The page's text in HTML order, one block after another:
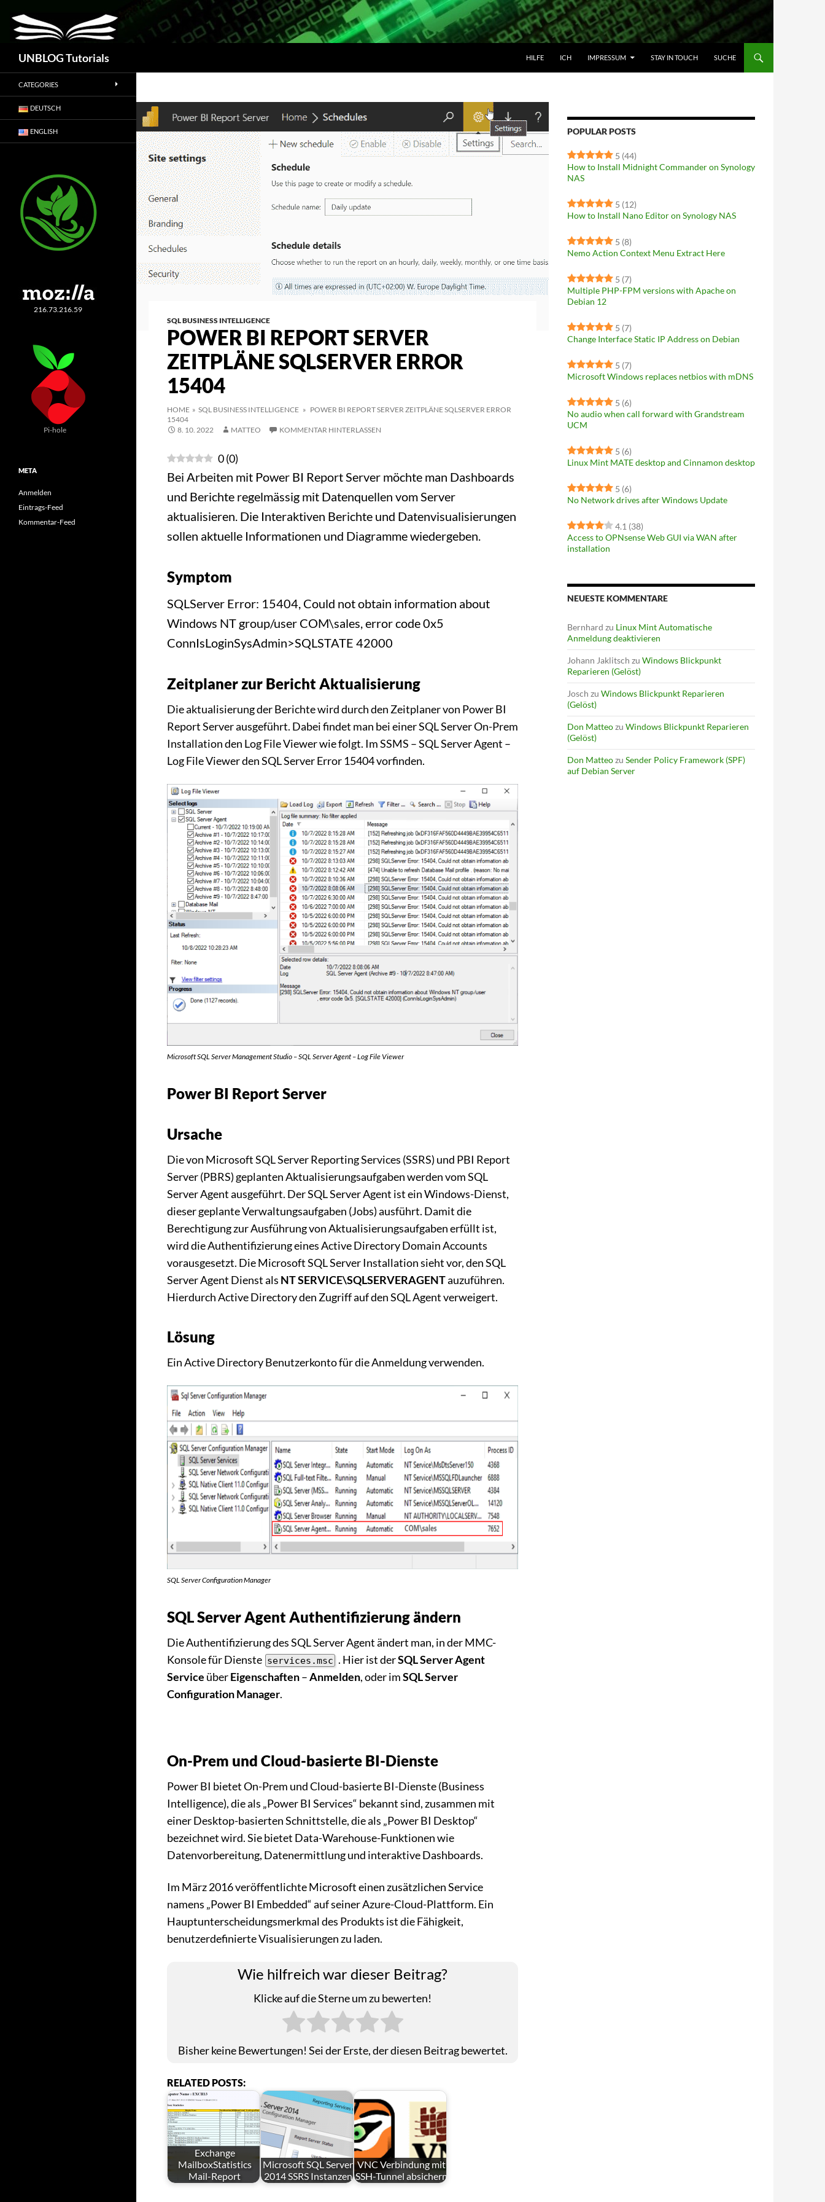
UNBLOG Tutorials
Suchen
HILFE
ICH IMPRESSUM STAY IN TOUCH SUCHE
SQL BUSINESS INTELLIGENCE
POWER BI REPORT SERVER
ZEITPLÄNE SQLSERVER ERROR
15404
HOME » SQL BUSINESS INTELLIGENCE » POWER BI REPORT SERVER ZEITPLÄNE SQLSERVER ERROR
15404
8. 10. 2022
MATTEO KOMMENTAR HINTERLASSEN
0(0)
Bei Arbeiten mit Power BI Report Server möchte man Dashboards
und Berichte regelmässig mit Datenquellen vom Server
aktualisieren. Die Interaktiven Berichte und Datenvisualisierungen
sollen aktuelle Informationen und Diagramme wiedergeben.
Symptom
SQLServer Error: 15404, Could not obtain information about
Windows NT group/user COM\sales, error code 0x5
ConnIsLoginSysAdmin>SQLSTATE 42000
Zeitplaner zur Bericht Aktualisierung
Die aktualisierung der Berichte wird durch den Zeitplaner von Power BI
Report Server ausgeführt. Dabei findet man bei einer SQL Server On-Prem
Installation den Log File Viewer wie folgt. Im SSMS – SQL Server Agent –
Log File Viewer den SQL Server Error 15404 vorfinden.
Microsoft SQL Server Management Studio – SQL Server Agent – Log File Viewer
Power BI Report Server
Ursache
Die von Microsoft SQL Server Reporting Services (SSRS) und PBI Report
Server (PBRS) geplanten Aktualisierungsaufgaben werden vom SQL
Server Agent ausgeführt. Der SQL Server Agent ist ein Windows-Dienst,
dieser geplante Verwaltungsaufgaben (Jobs) ausführt. Damit die
Berechtigung zur Ausführung von Aktualisierungsaufgaben erfüllt ist,
wird die Authentifizierung eines Active Directory Domain Accounts
vorausgesetzt. Die Microsoft SQL Server Installation sieht vor, den SQL
Server Agent Dienst als NT SERVICE\SQLSERVERAGENTauzuführen.
Hierdurch Active Directory den Zugriff auf den SQL Agent verweigert.
Lösung
Ein Active Directory Benutzerkonto für die Anmeldung verwenden.
SQL Server Configuration Manager
SQL Server Agent Authentifizierung ändern
Die Authentifizierung des SQL Server Agent ändert man, in der MMC-
Konsole für Dienste services.msc . Hier ist derSQL Server Agent
Service überEigenschaften–Anmelden, oder imSQL Server
Configuration Manager.
On-Prem und Cloud-basierte BI-Dienste
Power BI bietet On-Prem und Cloud-basierte BI-Dienste (Business
Intelligence), die als „Power BI Services“ bekannt sind, zusammen mit
einer Desktop-basierten Schnittstelle, die als „Power BI Desktop“
bezeichnet wird. Sie bietet Data-Warehouse-Funktionen wie
Datenvorbereitung, Datenermittlung und interaktive Dashboards.
Im März 2016 veröffentlichte Microsoft einen zusätzlichen Service
namens „Power BI Embedded“ auf seiner Azure-Cloud-Plattform. Ein
Hauptunterscheidungsmerkmal des Produkts ist die Fähigkeit,
benutzerdefinierte Visualisierungen zu laden.
Wie hilfreich war dieser Beitrag?
Klicke auf die Sterne um zu bewerten!
Bisher keine Bewertungen! Sei der Erste, der diesen Beitrag bewertet.
RELATED POSTS:
Exchange
MailboxStatistics
Mail-Report
Microsoft SQL Server
2014 SSRS Instanzen
VNC Verbindung mit
SSH-Tunnel absichern
POPULAR POSTS
5 (44)
How to Install Midnight Commander on Synology
NAS
5 (12)
How to Install Nano Editor on Synology NAS
5 (8)
Nemo Action Context Menu Extract Here
5 (7)
Multiple PHP-FPM versions with Apache on
Debian 12
5 (7)
Change Interface Static IP Address on Debian
5 (7)
Microsoft Windows replaces netbios with mDNS
5 (6)
No audio when call forward with Grandstream
UCM
5 (6)
Linux Mint MATE desktop and Cinnamon desktop
5 (6)
No Network drives after Windows Update
4.1 (38)
Access to OPNsense Web GUI via WAN after
installation
NEUESTE KOMMENTARE
Bernhard zu Linux Mint Automatische
Anmeldung deaktivieren
Johann Jaklitsch zu Windows Blickpunkt
Reparieren (Gelöst)
Josch zu Windows Blickpunkt Reparieren
(Gelöst)
Don Matteozu Windows Blickpunkt Reparieren
(Gelöst)
Don Matteozu Sender Policy Framework (SPF)
auf Debian Server
CATEGORIES
DEUTSCH
ENGLISH
216.73.216.59
Pi-hole
META
Anmelden
Eintrags-Feed
Kommentar-Feed